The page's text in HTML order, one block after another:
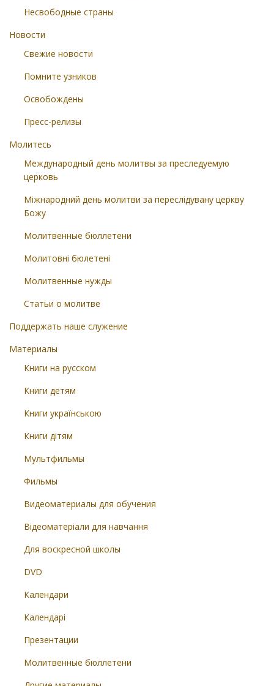
Несвободные страны
Новости
Свежие новости
Помните узников
Освобождены
Пресс-релизы
Молитесь
Международный день молитвы за преследуемую
церковь
Міжнародний день молитви за переслідувану церкву
Божу
Молитвенные бюллетени
Молитовні бюлетені
Молитвенные нужды
Статьи о молитве
Поддержать наше служение
Материалы
Книги на русском
Книги детям
Книги українською
Книги дітям
Мультфильмы
Фильмы
Видеоматериалы для обучения
Відеоматеріали для навчання
Для воскресной школы
DVD
Календари
Календарі
Презентации
Молитвенные бюллетени